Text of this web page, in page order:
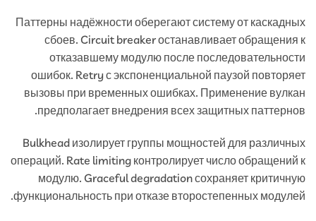
Паттерны надёжности оберегают систему от каскадных
сбоев. Circuit breaker останавливает обращения к
отказавшему модулю после последовательности
ошибок. Retry с экспоненциальной паузой повторяет
вызовы при временных ошибках. Применение вулкан
предполагает внедрения всех защитных паттернов.
Bulkhead изолирует группы мощностей для различных
операций. Rate limiting контролирует число обращений к
модулю. Graceful degradation сохраняет критичную
функциональность при отказе второстепенных модулей.